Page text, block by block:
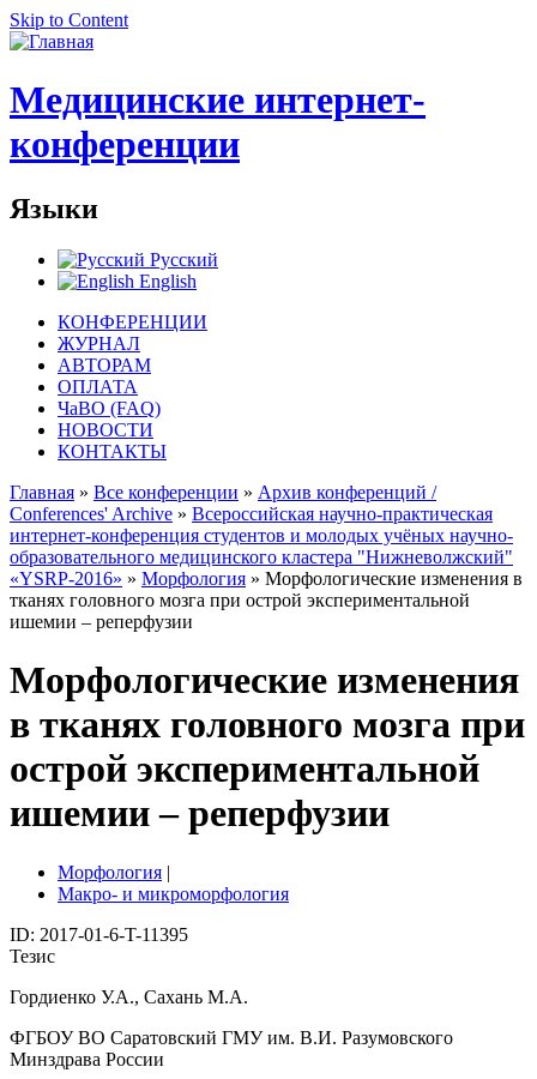
Skip to Content
Медицинские интернет-
конференции
Языки
Русский
English
КОНФЕРЕНЦИИ
ЖУРНАЛ
АВТОРАМ
ОПЛАТА
ЧаВО (FAQ)
НОВОСТИ
КОНТАКТЫ
Главная » Все конференции » Архив конференций /
Conferences' Archive » Всероссийская научно-практическая
интернет-конференция студентов и молодых учёных научно-
образовательного медицинского кластера "Нижневолжский"
«YSRP-2016» » Морфология » Морфологические изменения в
тканях головного мозга при острой экспериментальной
ишемии – реперфузии
Морфологические изменения
в тканях головного мозга при
острой экспериментальной
ишемии – реперфузии
Морфология |
Макро- и микроморфология
ID: 2017-01-6-T-11395
Тезис
Гордиенко У.А., Сахань М.А.
ФГБОУ ВО Саратовский ГМУ им. В.И. Разумовского
Минздрава России